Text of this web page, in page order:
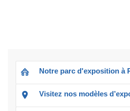
Notre parc d'exposition à
Visitez nos modèles